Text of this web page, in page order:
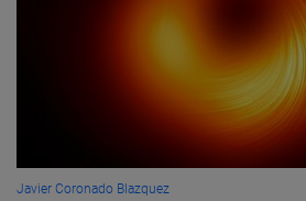
Javier Coronado Blazquez